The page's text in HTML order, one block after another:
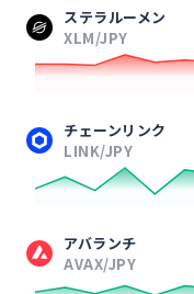
ステラルーメン
XLM/JPY
チェーンリンク
LINK/JPY
アバランチ
AVAX/JPY